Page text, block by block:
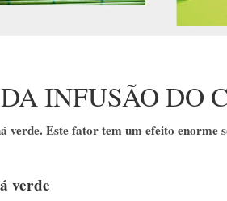
INFUSÃO DO
Este fator tem um efeito enorme
verde